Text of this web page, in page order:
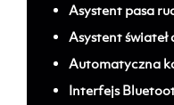
Asystent pasa
Asystent
Automatyczna
Interfejs